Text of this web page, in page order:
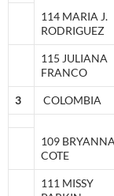
114 MARIA J.
RODRIGUEZ
115 JULIANA
FRANCO
3 COLOMBIA
109 BRYANNA
COTE
111 MISSY